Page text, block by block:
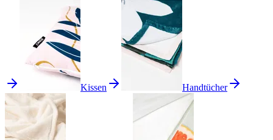
Kissen Handtücher